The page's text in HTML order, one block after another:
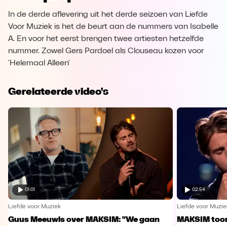
In de derde aflevering uit het derde seizoen van Liefde
Voor Muziek is het de beurt aan de nummers van Isabelle
A. En voor het eerst brengen twee artiesten hetzelfde
nummer. Zowel Gers Pardoel als Clouseau kozen voor
'Helemaal Alleen'
Gerelateerde video's
01:01
Liefde voor Muziek
Guus Meeuwis over MAKSIM: "We gaan
02:54
Liefde voor
MAKSIM